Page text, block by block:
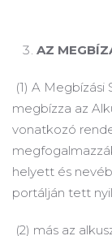
AZ
(1) A
megbízza az
vonatkozó
helyett és
portálján tett
(2) más az